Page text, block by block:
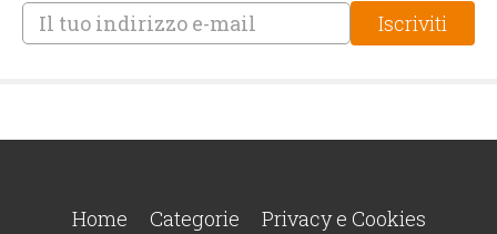
Home Categorie
Privacy e Cookies